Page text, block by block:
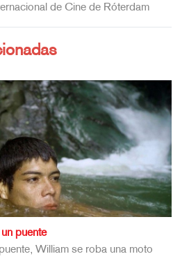
de Cine de Róterdam
puente
William se roba una moto